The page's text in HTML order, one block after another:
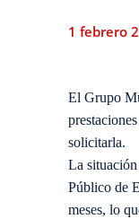
1 febrero
El Grupo
solicitarla.
La situación
Público de
meses, lo